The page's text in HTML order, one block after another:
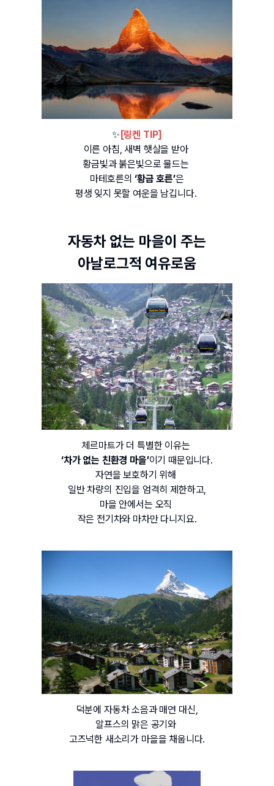
✨[링켄 TIP]
이른 아침, 새벽 햇살을 받아
황금빛과 붉은빛으로 물드는
마테호른의 ‘황금 호른’은
평생 잊지 못할 여운을 남깁니다.
자동차 없는 마을이 주는
아날로그적 여유로움
체르마트가 더 특별한 이유는
‘차가 없는 친환경 마을’이기 때문입니다.
자연을 보호하기 위해
일반 차량의 진입을 엄격히 제한하고,
마을 안에서는 오직
작은 전기차와 마차만 다니지요.
덕분에 자동차 소음과 매연 대신,
알프스의 맑은 공기와
고즈넉한 새소리가 마을을 채웁니다.